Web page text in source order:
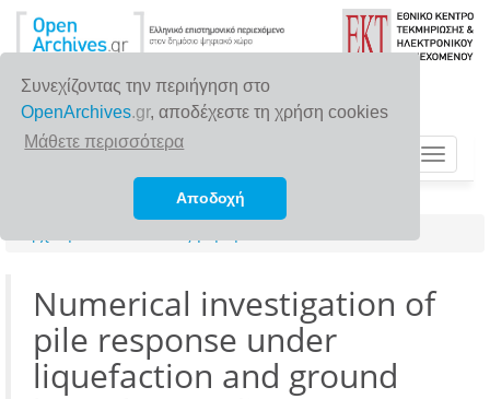
Συνεχίζοντας την περιήγηση στο
OpenArchives.gr, αποδέχεστε τη χρήση cookies
Μάθετε περισσότερα
Αποδοχή
Toggle
Numerical investigation of
pile response under
liquefaction and ground